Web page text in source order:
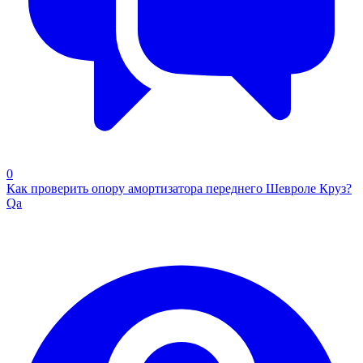
0
Как проверить опору амортизатора переднего Шевроле Круз?
Qa